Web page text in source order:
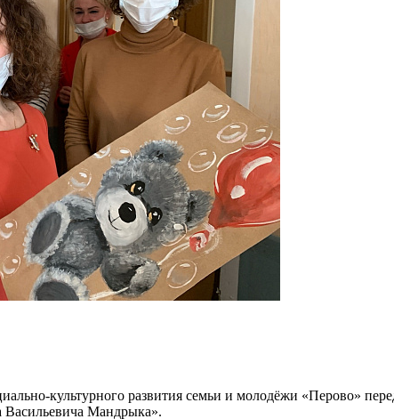
культурного развития семьи и молодёжи «Перово»
Мандрыка».